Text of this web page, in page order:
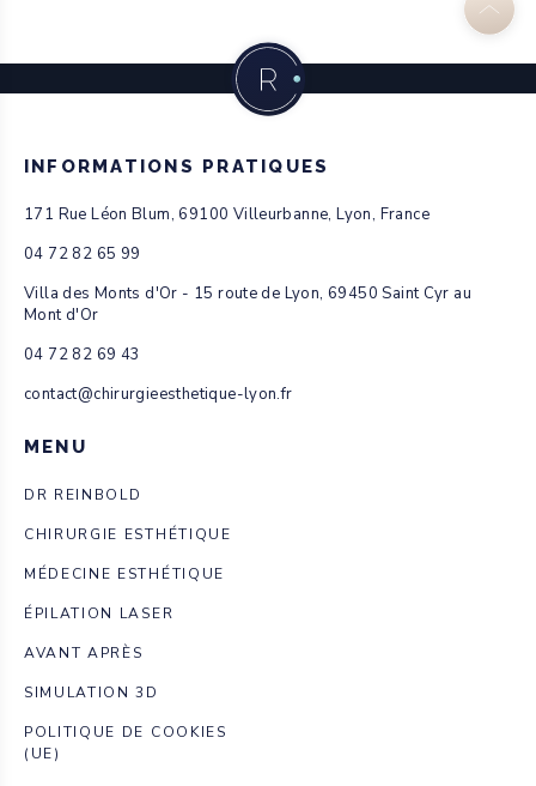
INFORMATIONS PRATIQUES
171 Rue Léon Blum, 69100 Villeurbanne, Lyon, France
04 72 82 65 99
Villa des Monts d'Or - 15 route de Lyon, 69450 Saint Cyr au
Mont d'Or
04 72 82 69 43
contact@chirurgieesthetique-lyon.fr
MENU
DR REINBOLD
CHIRURGIE ESTHÉTIQUE
MÉDECINE ESTHÉTIQUE
ÉPILATION LASER
AVANT APRÈS
SIMULATION 3D
POLITIQUE DE COOKIES
(UE)